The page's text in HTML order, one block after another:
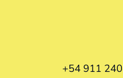
+54 911